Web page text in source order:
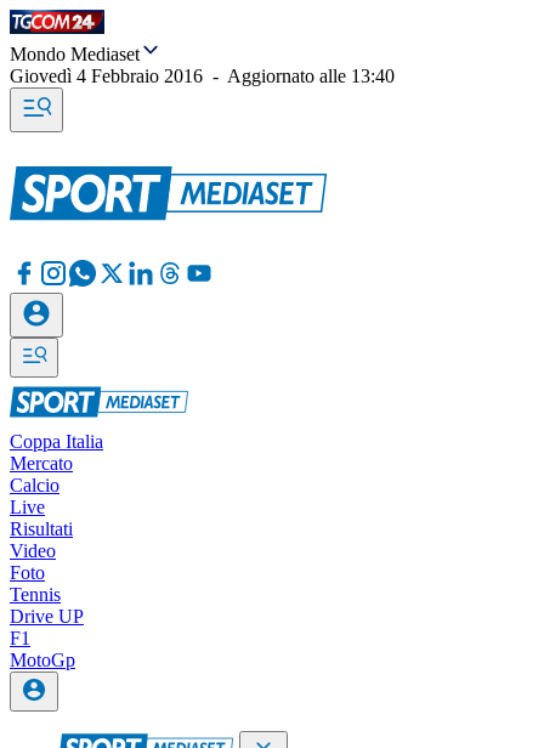
Mondo Mediaset
Giovedì 4 Febbraio 2016 - Aggiornato alle 13:40
Coppa Italia
Mercato
Calcio
Live
Risultati
Video
Foto
Tennis
Drive UP
F1
MotoGp